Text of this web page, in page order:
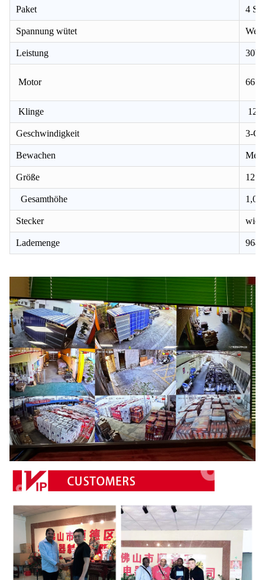
Paket 4
Spannung wütet
Leistung 30W
Motor
Klinge 12''
Geschwindigkeit 3-
Bewachen
Größe 12
Gesamthöhe
Stecker wie
Lademenge